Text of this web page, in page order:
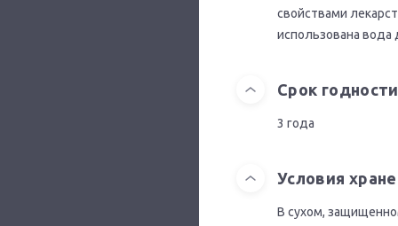
свойствами
использована вода
Срок годности
3 года
Условия
В сухом,